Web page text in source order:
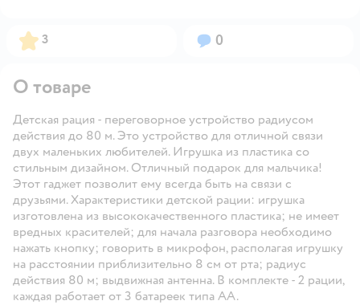
Рейтинг:
3 Вопросов:
0
О товаре
Детская рация - переговорное устройство радиусом
действия до 80 м. Это устройство для отличной связи
двух маленьких любителей. Игрушка из пластика со
стильным дизайном. Отличный подарок для мальчика!
Этот гаджет позволит ему всегда быть на связи с
друзьями. Характеристики детской рации: игрушка
изготовлена из высококачественного пластика; не имеет
вредных красителей; для начала разговора необходимо
нажать кнопку; говорить в микрофон, располагая игрушку
на расстоянии приблизительно 8 см от рта; радиус
действия 80 м; выдвижная антенна. В комплекте - 2 рации,
каждая работает от 3 батареек типа AA.